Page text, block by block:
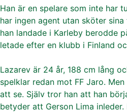
Han är en spelare som inte har
har ingen agent utan sköter
han landade i Karleby berodde
letade efter en klubb i Finland
Lazarev är 24 år, 188 cm lång
spelklar redan mot FF Jaro.
att se. Själv tror han att han
betyder att Gerson Lima